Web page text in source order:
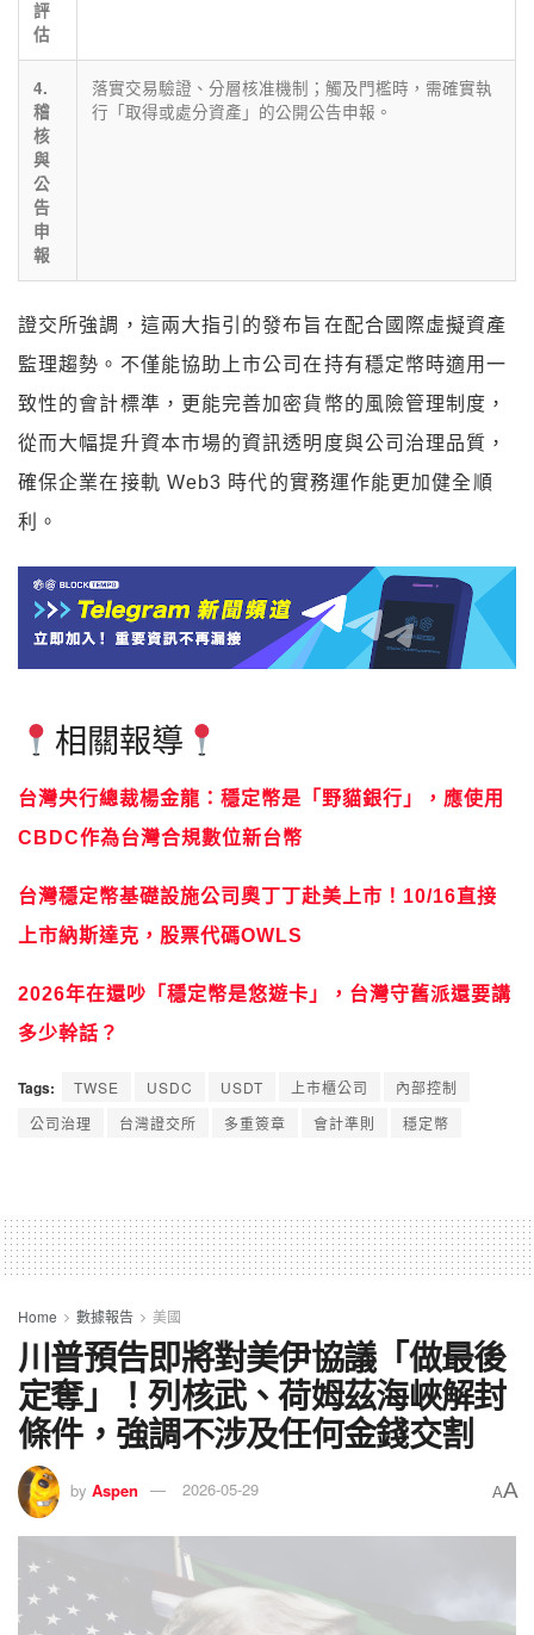
評
估
4.
稽
核
與
公
告
申
報
落實交易驗證、分層核准機制；觸及門檻時，需確實執
行「取得或處分資產」的公開公告申報。
證交所強調，這兩大指引的發布旨在配合國際虛擬資產
監理趨勢。不僅能協助上市公司在持有穩定幣時適用一
致性的會計標準，更能完善加密貨幣的風險管理制度，
從而大幅提升資本市場的資訊透明度與公司治理品質，
確保企業在接軌 Web3 時代的實務運作能更加健全順
利。
相關報導
台灣央行總裁楊金龍：穩定幣是「野貓銀行」，應使用
CBDC作為台灣合規數位新台幣
台灣穩定幣基礎設施公司奧丁丁赴美上市！10/16直接
上市納斯達克，股票代碼OWLS
2026年在還吵「穩定幣是悠遊卡」，台灣守舊派還要講
多少幹話？
Tags: TWSE USDC USDT 上市櫃公司
內部控制
公司治理
台灣證交所 多重簽章 會計準則 穩定幣
Home 數據報告 美國
川普預告即將對美伊協議「做最後
定奪」！列核武、荷姆茲海峽解封
條件，強調不涉及任何金錢交割
by Aspen 2026-05-29 AA